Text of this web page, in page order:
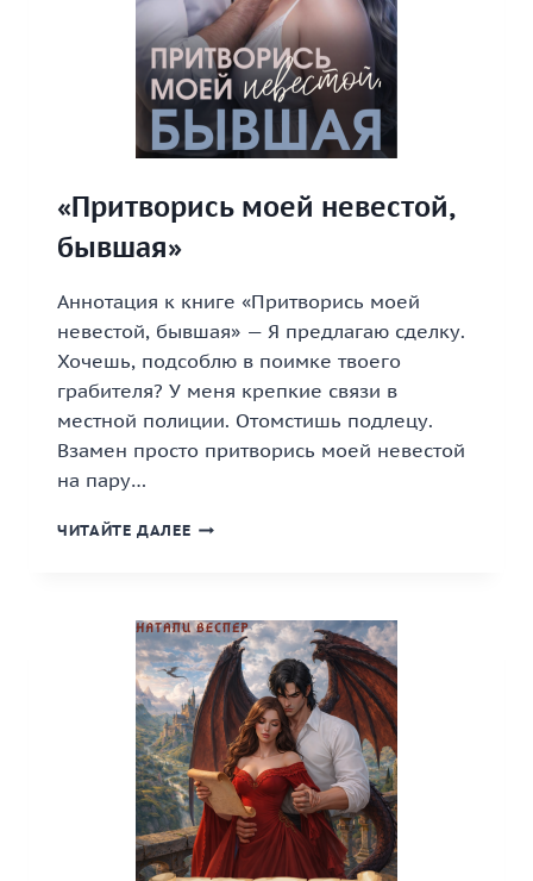
«Притворись моей невестой,
бывшая»
Аннотация к книге «Притворись моей
невестой, бывшая» — Я предлагаю сделку.
Хочешь, подсоблю в поимке твоего
грабителя? У меня крепкие связи в
местной полиции. Отомстишь подлецу.
Взамен просто притворись моей невестой
на пару…
ЧИТАЙТЕ ДАЛЕЕ «ПРИТВОРИСЬ